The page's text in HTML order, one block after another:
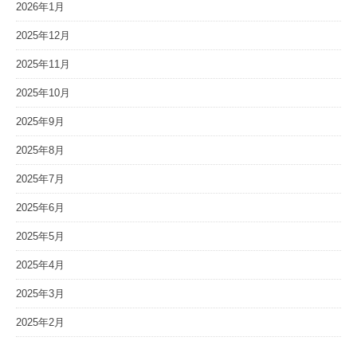
2026年1月
2025年12月
2025年11月
2025年10月
2025年9月
2025年8月
2025年7月
2025年6月
2025年5月
2025年4月
2025年3月
2025年2月